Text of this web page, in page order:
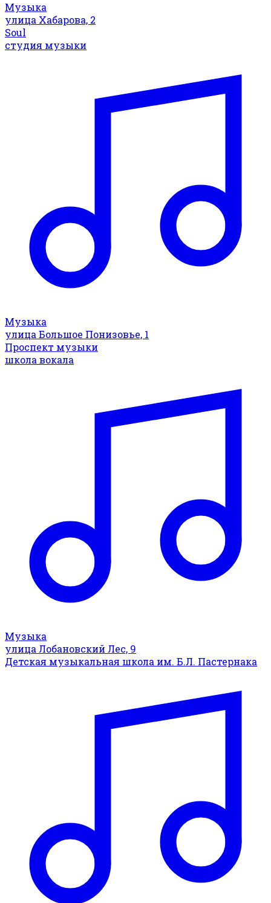
Музыка
улица Хабарова, 2
Soul
студия музыки
Музыка
улица Большое Понизовье, 1
Проспект музыки
школа вокала
Музыка
улица Лобановский Лес, 9
Детская музыкальная школа им. Б.Л. Пастернака